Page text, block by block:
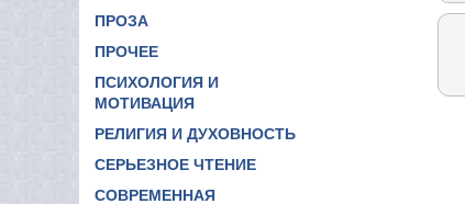
ПРОЗА
ПРОЧЕЕ
ПСИХОЛОГИЯ И
МОТИВАЦИЯ
РЕЛИГИЯ И ДУХОВНОСТЬ
СЕРЬЕЗНОЕ ЧТЕНИЕ
СОВРЕМЕННАЯ